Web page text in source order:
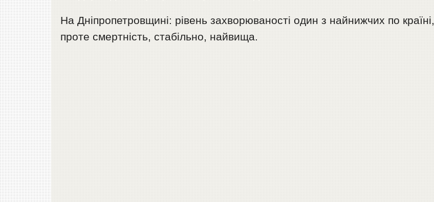
На Дніпропетровщині: рівень захворюваності один з найнижчих по країні,
проте смертність, стабільно, найвища.